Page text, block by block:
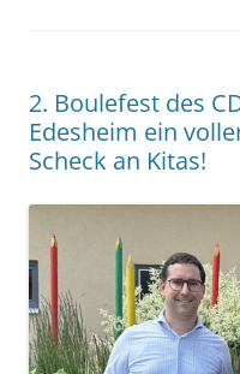
2. Boulefest des
Edesheim ein
Scheck an Kitas!